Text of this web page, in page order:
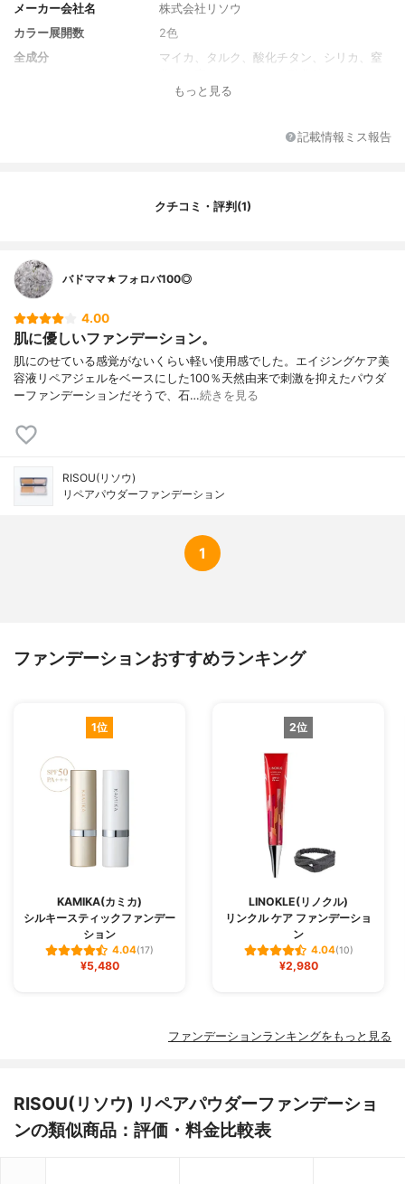
メーカー会社名
株式会社リソウ
カラー展開数
2色
全成分
マイカ、タルク、酸化チタン、シリカ、窒
ルヘキサノイン、エチルへキサン酸セチ
リスリチル、リンゴ酸ジイソステアリル、
ス、グリセリン、アスコルビン酸、リゾプ
もっと見る
記載情報ミス報告
クチコミ・評判(1)
バドママ★フォロバ100◎
4.00
肌に優しいファンデーション。
肌にのせている感覚がないくらい軽い使用感でした。エイジングケア美
容液リペアジェルをベースにした100％天然由来で刺激を抑えたパウダ
ーファンデーションだそうで、石…続きを見る
RISOU(リソウ)
リペアパウダーファンデーション
1
ファンデーションおすすめランキング
1位
KAMIKA(カミカ)
シルキースティックファンデー
ション
4.04(17)
¥5,480
2位
LINOKLE(リノクル)
リンクル ケア ファンデーショ
ン
4.04(10)
¥2,980
ファンデーションランキングをもっと見る
RISOU(リソウ) リペアパウダーファンデーショ
ンの類似商品：評価・料金比較表